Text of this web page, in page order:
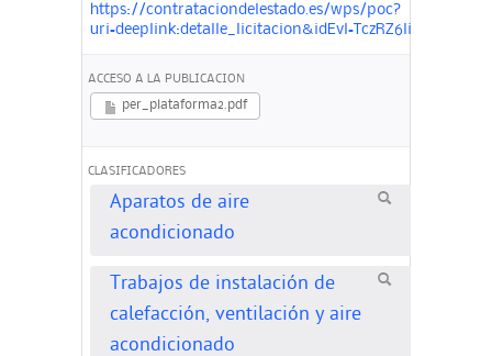
https://contrataciondelestado.es/wps/poc?
ACCESO A LA PUBLICACION
per_plataforma2.pdf
CLASIFICADORES
Aparatos de aire
acondicionado
Trabajos de instalación de
calefacción, ventilación y aire
acondicionado